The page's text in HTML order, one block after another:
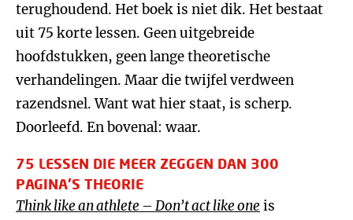
terughoudend. Het boek is niet dik. Het bestaat
uit 75 korte lessen. Geen uitgebreide
hoofdstukken, geen lange theoretische
verhandelingen. Maar die twijfel verdween
razendsnel. Want wat hier staat, is scherp.
Doorleefd. En bovenal: waar.
75 LESSEN DIE MEER ZEGGEN DAN 300
PAGINA’S THEORIE
Think like an athlete – Don’t act like one is